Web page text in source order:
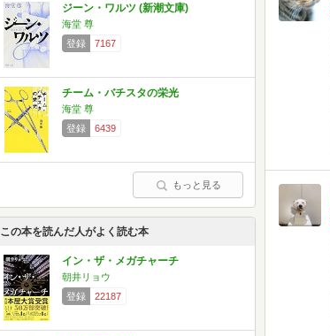
ジーン・ワルツ (新潮文庫)
海堂 尊
登録
7167
チーム・バチスタの栄光
海堂 尊
登録
6439
もっと見る
この本を読んだ人がよく読む本
イン・ザ・メガチャーチ
朝井リョウ
登録
22187